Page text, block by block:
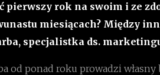
pierwszy rok na swoim i ze
miesiącach? Między
specjalistka ds.
od ponad roku prowadzi